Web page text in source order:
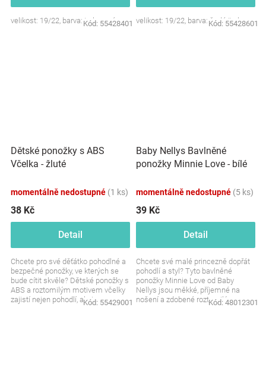
velikost: 19/22, barva: tyrkysová
Kód: 55428401 velikost: 19/22, barva: šedá/tyrkys
Kód: 55428601
Dětské ponožky s ABS
Včelka - žluté
momentálně nedostupné (1 ks)
38 Kč
Detail
Chcete pro své děťátko pohodlné a
bezpečné ponožky, ve kterých se
bude cítit skvěle? Dětské ponožky s
ABS a roztomilým motivem včelky
zajistí nejen pohodlí, ale i
Kód: 55429001
Baby Nellys Bavlněné
ponožky Minnie Love - bílé
momentálně nedostupné (5 ks)
39 Kč
Detail
Chcete své malé princezně dopřát
pohodlí a styl? Tyto bavlněné
ponožky Minnie Love od Baby
Nellys jsou měkké, příjemné na
nošení a zdobené roztomilým
Kód: 48012301